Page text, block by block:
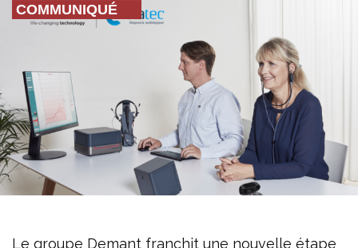
COMMUNIQUÉ
Le groupe Demant franchit une nouvelle étape